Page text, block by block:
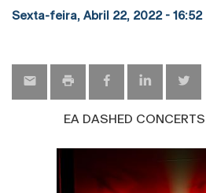
Sexta-feira, Abril 22, 2022 - 16:52
EA DASHED